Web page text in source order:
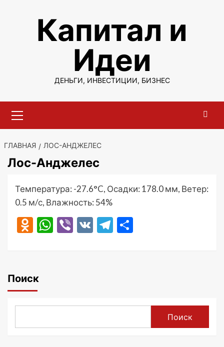
содержимомуКапитал и
Идеи
ДЕНЬГИ, ИНВЕСТИЦИИ, БИЗНЕС
меню
ГЛАВНАЯ ЛОС-АНДЖЕЛЕС
Лос-Анджелес
Температура: -27.6°C, Осадки: 178.0 мм, Ветер:
0.5 м/с, Влажность: 54%
Odnoklassniki
WhatsApp
Viber
VK Telegram
Поиск
Поиск